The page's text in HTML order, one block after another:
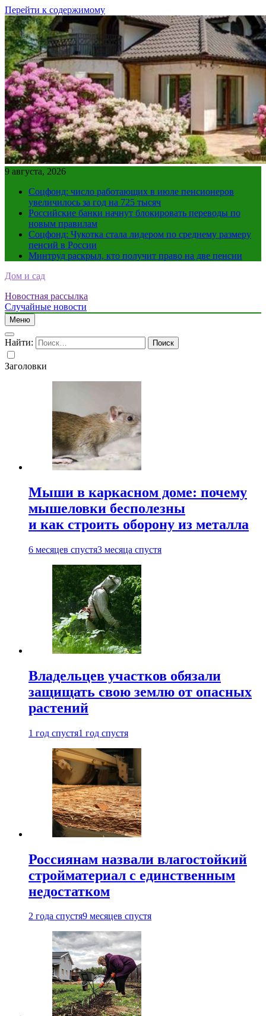
Перейти к содержимому
9 августа, 2026
Соцфонд: число работающих в июле пенсионеров
увеличилось за год на 725 тысяч
Российские банки начнут блокировать переводы по
новым правилам
Соцфонд: Чукотка стала лидером по среднему размеру
пенсий в России
Минтруд раскрыл, кто получит право на две пенсии
Дом и сад
Новостная рассылка
Случайные новости
Меню
Найти:
Заголовки
Мыши в каркасном доме: почему
мышеловки бесполезны
и как строить оборону из металла
6 месяцев спустя3 месяца спустя
Владельцев участков обязали
защищать свою землю от опасных
растений
1 год спустя1 год спустя
Россиянам назвали влагостойкий
стройматериал с единственным
недостатком
2 года спустя9 месяцев спустя